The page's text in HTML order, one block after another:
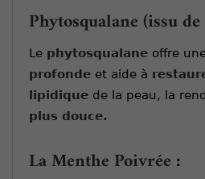
Phytosqualane (issu
Le phytosqualane offre
profonde et aide à
lipidique de la peau, la
plus douce.
La Menthe Poivrée :